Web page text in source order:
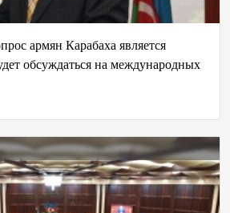
армян Карабаха является
обсуждаться на международных